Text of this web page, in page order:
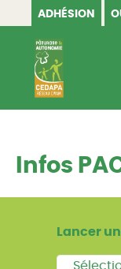
ADHÉSION
CEDAPA
Infos
Lancer